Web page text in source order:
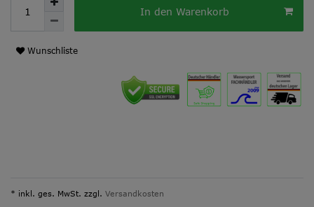
In den Warenkorb
Wunschliste
* inkl. ges. MwSt. zzgl. Versandkosten